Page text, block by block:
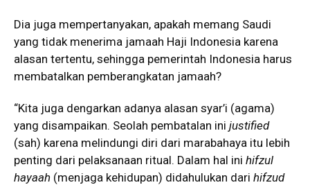
Dia juga mempertanyakan, apakah memang Saudi
yang tidak menerima jamaah Haji Indonesia karena
alasan tertentu, sehingga pemerintah Indonesia harus
membatalkan pemberangkatan jamaah?
“Kita juga dengarkan adanya alasan syar’i (agama)
yang disampaikan. Seolah pembatalan ini justified
(sah) karena melindungi diri dari marabahaya itu lebih
penting dari pelaksanaan ritual. Dalam hal ini hifzul
hayaah (menjaga kehidupan) didahulukan dari hifzud